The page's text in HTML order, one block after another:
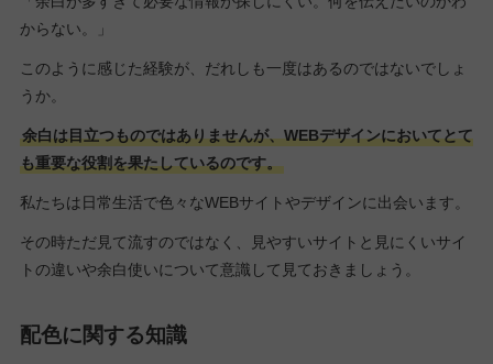
からない。」
このように感じた経験が、だれしも一度はあるのではないでしょ
うか。
余白は目立つものではありませんが、WEBデザインにおいてとて
も重要な役割を果たしているのです。
私たちは日常生活で色々なWEBサイトやデザインに出会います。
その時ただ見て流すのではなく、見やすいサイトと見にくいサイ
トの違いや余白使いについて意識して見ておきましょう。
配色に関する知識